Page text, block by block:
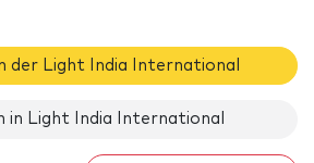
der Light India International
in Light India International